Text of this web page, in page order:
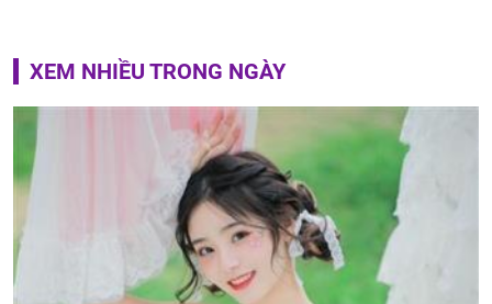
XEM NHIỀU TRONG NGÀY